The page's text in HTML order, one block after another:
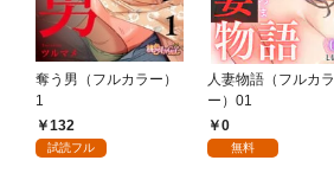
奪う男（フルカラー）
1
132
試読フル
人妻物語（フルカラ
ー）01
0
無料